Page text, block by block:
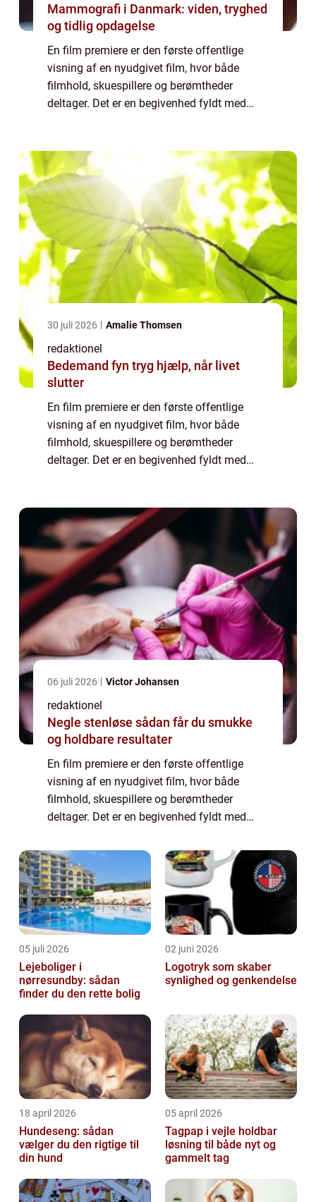
Mammografi i Danmark: viden, tryghed
og tidlig opdagelse
En film premiere er den første offentlige
visning af en nyudgivet film, hvor både
filmhold, skuespillere og berømtheder
deltager. Det er en begivenhed fyldt med
30 juli 2026 Amalie Thomsen
redaktionel
Bedemand fyn tryg hjælp, når livet
slutter
En film premiere er den første offentlige
visning af en nyudgivet film, hvor både
filmhold, skuespillere og berømtheder
deltager. Det er en begivenhed fyldt med
gang....
06 juli 2026 Victor Johansen
redaktionel
Negle stenløse sådan får du smukke
og holdbare resultater
En film premiere er den første offentlige
visning af en nyudgivet film, hvor både
filmhold, skuespillere og berømtheder
deltager. Det er en begivenhed fyldt med
mulighed for at opleve filmen for første
gang....
05 juli 2026
Lejeboliger i
nørresundby: sådan
finder du den rette bolig
02 juni 2026
Logotryk som skaber
synlighed og genkendelse
18 april 2026
Hundeseng: sådan
vælger du den rigtige til
din hund
05 april 2026
Tagpap i vejle holdbar
løsning til både nyt og
gammelt tag